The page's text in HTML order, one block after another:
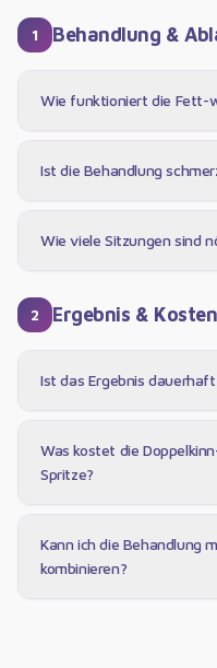
1 Behandlung &
Wie funktioniert die Fett-
Ist die Behandlung
Wie viele Sitzungen sind
2 Ergebnis & Kosten
Ist das Ergebnis
Was kostet die
Spritze?
Kann ich die Behandlung
kombinieren?